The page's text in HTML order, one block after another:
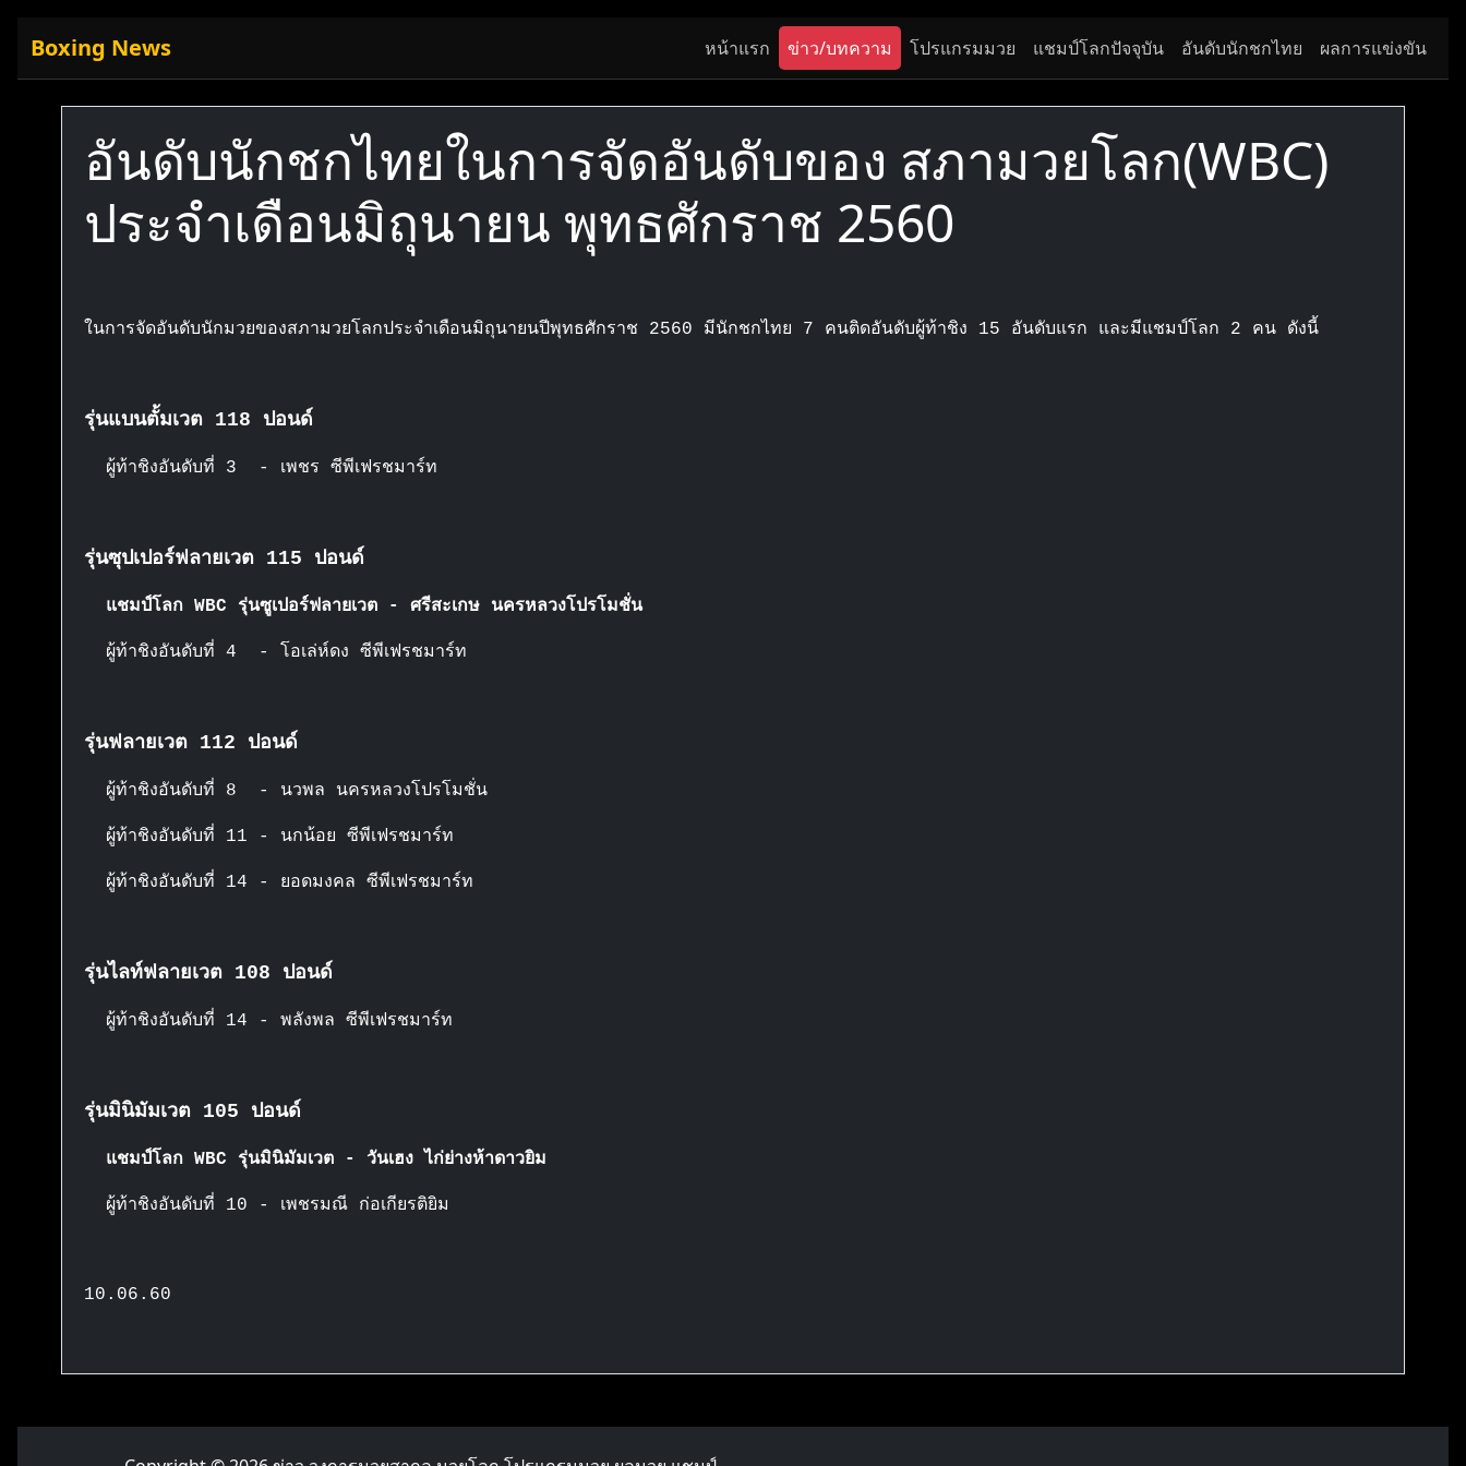
Boxing News หน้าแรก ข่าว/บทความ โปรแกรมมวย แชมป์โลกปัจจุบัน อันดับนักชกไทย ผลการแข่งขัน
อันดับนักชกไทยในการจัดอันดับของ สภามวยโลก(WBC)
ประจำเดือนมิถุนายน พุทธศักราช 2560
ในการจัดอันดับนักมวยของสภามวยโลกประจำเดือนมิถุนายนปีพุทธศักราช 2560 มีนักชกไทย 7 คนติดอันดับผู้ท้าชิง 15 อันดับแรก และมีแชมป์โลก 2 คน ดังนี้
รุ่นแบนตั้มเวต 118 ปอนด์
ผู้ท้าชิงอันดับที่ 3 - เพชร ซีพีเฟรชมาร์ท
รุ่นซุปเปอร์ฟลายเวต 115 ปอนด์
แชมป์โลก WBC รุ่นซูเปอร์ฟลายเวต - ศรีสะเกษ นครหลวงโปรโมชั่น
ผู้ท้าชิงอันดับที่ 4 - โอเล่ห์ดง ซีพีเฟรชมาร์ท
รุ่นฟลายเวต 112 ปอนด์
ผู้ท้าชิงอันดับที่ 8 - นวพล นครหลวงโปรโมชั่น
ผู้ท้าชิงอันดับที่ 11 - นกน้อย ซีพีเฟรชมาร์ท
ผู้ท้าชิงอันดับที่ 14 - ยอดมงคล ซีพีเฟรชมาร์ท
รุ่นไลท์ฟลายเวต 108 ปอนด์
ผู้ท้าชิงอันดับที่ 14 - พลังพล ซีพีเฟรชมาร์ท
รุ่นมินิมัมเวต 105 ปอนด์
แชมป์โลก WBC รุ่นมินิมัมเวต - วันเฮง ไก่ย่างห้าดาวยิม
ผู้ท้าชิงอันดับที่ 10 - เพชรมณี ก่อเกียรติยิม
10.06.60